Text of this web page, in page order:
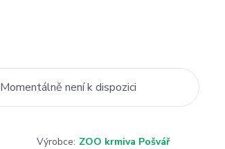
Momentálně není k dispozici
Výrobce: ZOO krmiva Pošvář